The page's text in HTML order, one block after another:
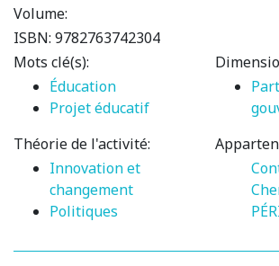
Volume:
ISBN: 9782763742304
Mots clé(s):
Éducation
Projet éducatif
Théorie de l'activité:
Innovation et
changement
Politiques